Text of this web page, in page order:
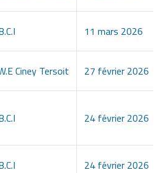
11 mars 2026
Ciney Tersoit 27 février 2026
24 février 2026
24 février 2026